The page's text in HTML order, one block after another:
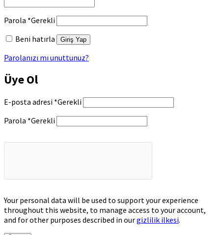
Parola *Gerekli
Beni hatırla
Giriş Yap
Parolanızı mı unuttunuz?
Üye Ol
E-posta adresi *Gerekli
Parola *Gerekli
Your personal data will be used to support your experience
throughout this website, to manage access to your account,
and for other purposes described in ourgizlilik ilkesi.